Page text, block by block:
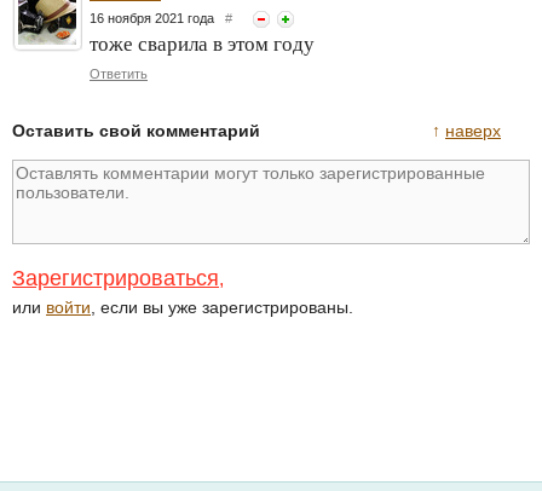
16 ноября 2021 года #
тоже сварила в этом году
Ответить
↑ наверх
Оставить свой комментарий
Зарегистрироваться,
или войти, если вы уже зарегистрированы.